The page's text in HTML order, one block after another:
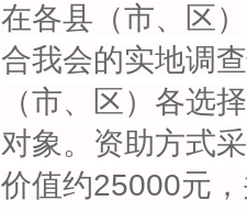
在各县（市、区
合我会的实地调
（市、区）各选
对象。资助方式
价值约25000元